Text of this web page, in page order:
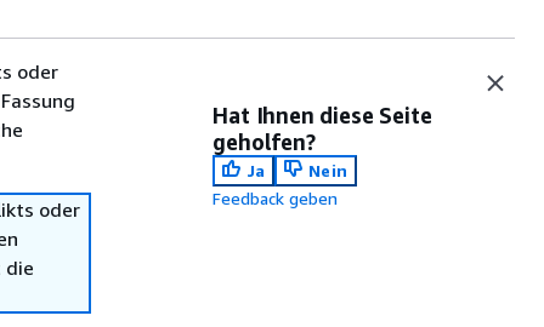
oder
oder
die
Hat Ihnen diese Seite
geholfen?
Ja
Nein
Feedback geben